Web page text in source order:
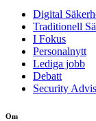
Digital
Traditionell
I Fokus
Personalnytt
Lediga jobb
Debatt
Security
Om